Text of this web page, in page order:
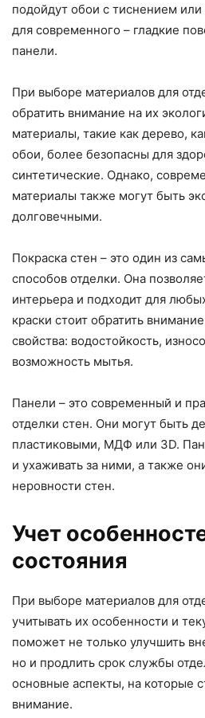
подойдут обои с тиснением или
для современного – гладкие
панели.
При выборе материалов для
обратить внимание на их
материалы, такие как дерево,
обои, более безопасны для
синтетические. Однако,
материалы также могут быть
долговечными.
Покраска стен – это один из
способов отделки. Она
интерьера и подходит для
краски стоит обратить
свойства: водостойкость,
возможность мытья.
Панели – это современный и
отделки стен. Они могут быть
пластиковыми, МДФ или 3D.
и ухаживать за ними, а также
неровности стен.
Учет
состояния
При выборе материалов для
учитывать их особенности и
поможет не только улучшить
но и продлить срок службы
основные аспекты, на которые
внимание.